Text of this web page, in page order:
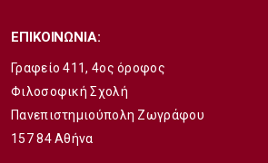
ΕΠΙΚΟΙΝΩΝΙΑ:
Γραφείο 411, 4ος όροφος
Φιλοσοφική Σχολή
Πανεπιστημιούπολη Ζωγράφου
157 84 Αθήνα